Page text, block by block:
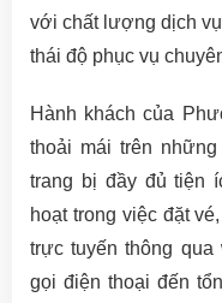
với chất lượng dịch
thái độ phục vụ
Hành khách của
thoải mái trên
trang bị đầy đủ tiện
hoạt trong việc đặt
trực tuyến thông
gọi điện thoại đến